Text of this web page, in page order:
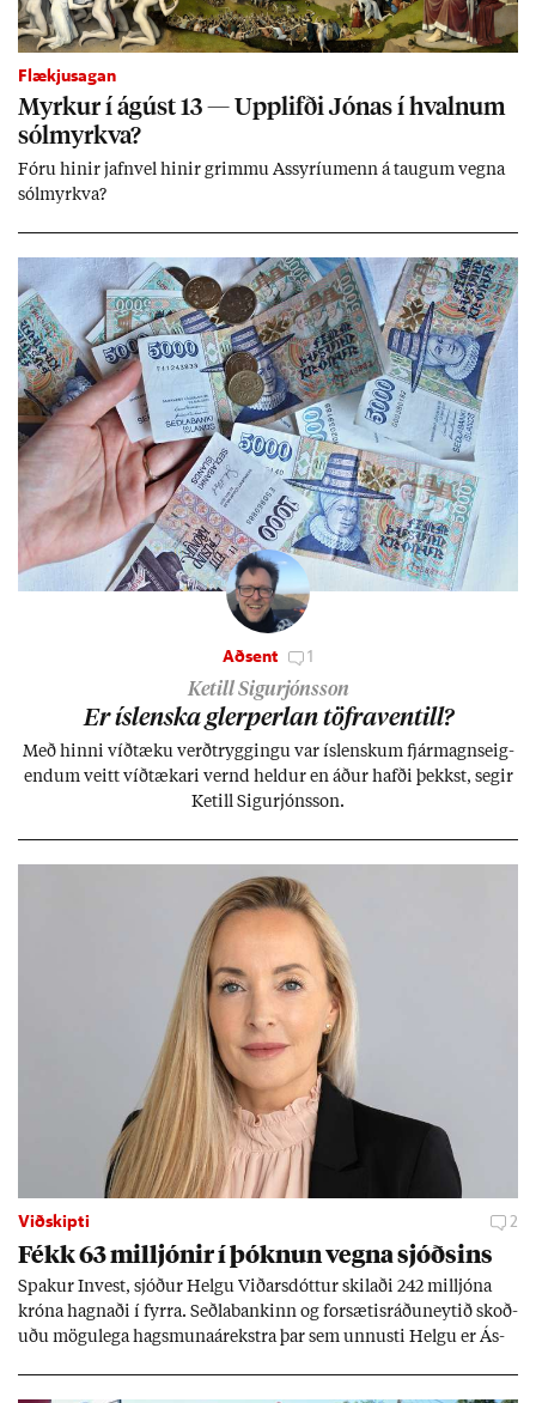
Flækjusagan
Myrk­ur í ág­úst 13 — Upp­lifði Jón­as í hvaln­um
sól­myrkva?
Fóru hinir jafn­vel hinir grimmu Ass­yríu­menn á taug­um vegna
sól­myrkva?
Aðsent 1
Ketill Sigurjónsson
Er ís­lenska glerperl­an töfra­ventill?
Með hinni víð­tæku verð­trygg­ingu var ís­lensk­um fjár­magns­eig­
end­um veitt víð­tæk­ari vernd held­ur en áð­ur hafði þekkst, seg­ir
Ketill Sig­ur­jóns­son.
Viðskipti 2
Fékk 63 millj­ón­ir í þókn­un vegna sjóðs­ins
Spak­ur In­vest, sjóð­ur Helgu Við­ars­dótt­ur skil­aði 242 millj­óna
króna hagn­aði í fyrra. Seðla­bank­inn og for­sæt­is­ráðu­neyt­ið skoð­
uðu mögu­lega hags­muna­árekstra þar sem unnusti Helgu er Ás­